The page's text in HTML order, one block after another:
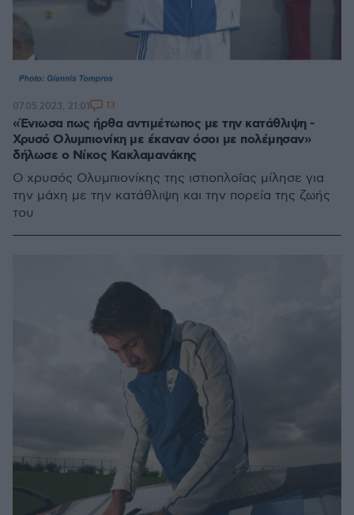
«Ένιωσα πως ήρθα αντιμέτωπος με την κατάθλιψη -
Χρυσό Ολυμπιονίκη με έκαναν όσοι με πολέμησαν»
δήλωσε ο Νίκος Κακλαμανάκης
Ο χρυσός Ολυμπιονίκης της ιστιοπλοΐας μίλησε για
την μάχη με την κατάθλιψη και την πορεία της ζωής
του
07.05.2023, 21:01 13